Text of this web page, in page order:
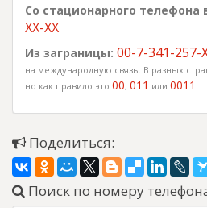
Со стационарного телефона
XX-XX
Из заграницы: 00-7-341-257-
на международную связь. В разных
но как правило это 00, 011 или 0011 .
Поделиться:
Поиск по номеру